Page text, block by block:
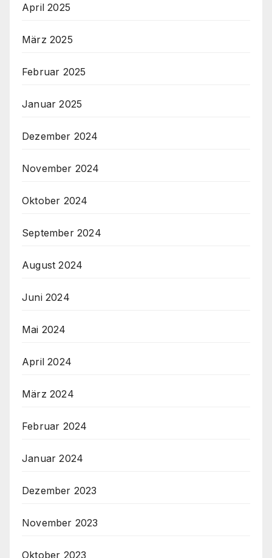
April 2025
März 2025
Februar 2025
Januar 2025
Dezember 2024
November 2024
Oktober 2024
September 2024
August 2024
Juni 2024
Mai 2024
April 2024
März 2024
Februar 2024
Januar 2024
Dezember 2023
November 2023
Oktober 2023